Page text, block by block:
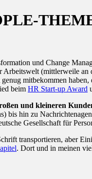
und Change
(mittlerweile
mitbekommen
beim HR Start-up Award
und kleineren
hin zu
Gesellschaft für
transportieren, aber
. Dort und in meinen